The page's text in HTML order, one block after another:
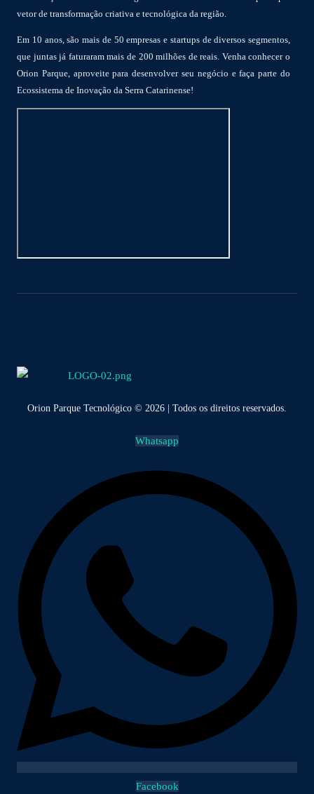
vetor de transformação criativa e tecnológica da região.
Em 10 anos, são mais de 50 empresas e startups de diversos segmentos,
que juntas já faturaram mais de 200 milhões de reais. Venha conhecer o
Orion Parque, aproveite para desenvolver seu negócio e faça parte do
Ecossistema de Inovação da Serra Catarinense!
Orion Parque Tecnológico © 2026 | Todos os direitos reservados.
Whatsapp
Facebook